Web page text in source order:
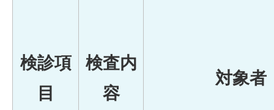
検診項
目
検査内
容
対象者